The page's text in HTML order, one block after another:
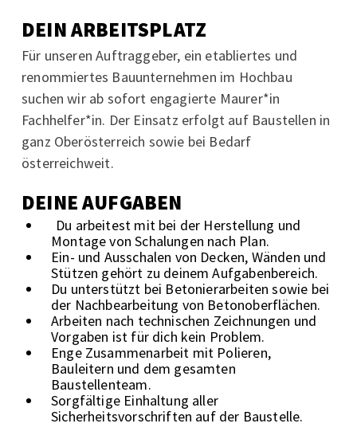
DEIN ARBEITSPLATZ
Für unseren Auftraggeber, ein etabliertes und
renommiertes Bauunternehmen im Hochbau
suchen wir ab sofort engagierte Maurer*in
Fachhelfer*in. Der Einsatz erfolgt auf Baustellen in
ganz Oberösterreich sowie bei Bedarf
österreichweit.
DEINE AUFGABEN
Du arbeitest mit bei der Herstellung und
Montage von Schalungen nach Plan.
Ein- und Ausschalen von Decken, Wänden und
Stützen gehört zu deinem Aufgabenbereich.
Du unterstützt bei Betonierarbeiten sowie bei
der Nachbearbeitung von Betonoberflächen.
Arbeiten nach technischen Zeichnungen und
Vorgaben ist für dich kein Problem.
Enge Zusammenarbeit mit Polieren,
Bauleitern und dem gesamten
Baustellenteam.
Sorgfältige Einhaltung aller
Sicherheitsvorschriften auf der Baustelle.